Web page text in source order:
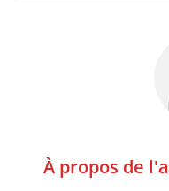
À propos de